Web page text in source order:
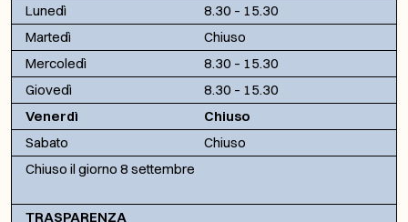
Lunedì
8.30 – 15.30
Martedì
Chiuso
Mercoledì
8.30 – 15.30
Giovedì
8.30 – 15.30
Venerdì
Chiuso
Sabato
Chiuso
Chiuso il giorno 8 settembre
TRASPARENZA